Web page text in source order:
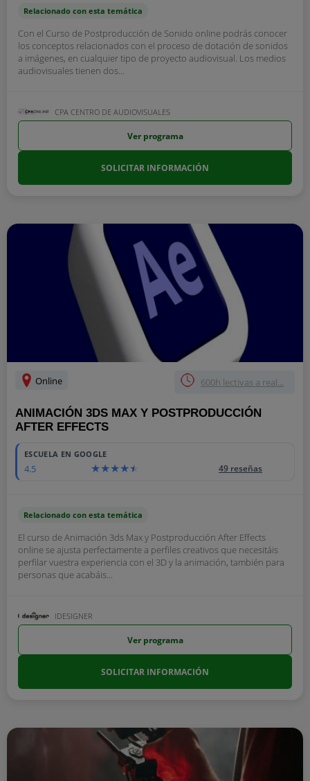
Relacionado con esta temática
Con el Curso de Postproducción de Sonido online podrás conocer
los conceptos relacionados con el proceso de dotación de sonidos
a imágenes, en cualquier tipo de proyecto audiovisual. Los medios
audiovisuales tienen dos...
CPA CENTRO DE AUDIOVISUALES
Ver programa
SOLICITAR INFORMACIÓN
Online 600h lectivas a real...
ANIMACIÓN 3DS MAX Y POSTPRODUCCIÓN
AFTER EFFECTS
ESCUELA EN GOOGLE
4.5 49 reseñas
Relacionado con esta temática
El curso de Animación 3ds Max y Postproducción After Effects
online se ajusta perfectamente a perfiles creativos que necesitáis
perfilar vuestra experiencia con el 3D y la animación, también para
personas que acabáis...
IDESIGNER
Ver programa
SOLICITAR INFORMACIÓN